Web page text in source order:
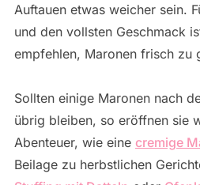
Auftauen etwas weicher sein.
und den vollsten Geschmack
empfehlen, Maronen frisch zu
Sollten einige Maronen nach
übrig bleiben, so eröffnen sie
Abenteuer, wie eine cremige
Beilage zu herbstlichen